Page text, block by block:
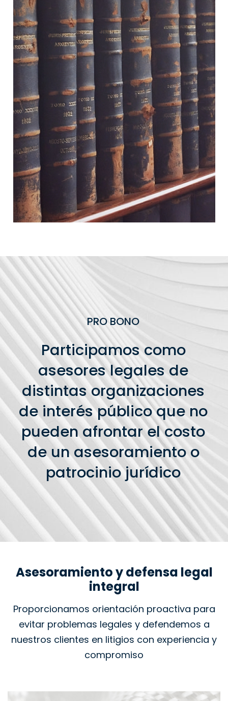
PRO BONO
Participamos como
asesores legales de
distintas organizaciones
de interés público que no
pueden afrontar el costo
de un asesoramiento o
patrocinio jurídico
Asesoramiento y defensa legal
integral
Proporcionamos orientación proactiva para
evitar problemas legales y defendemos a
nuestros clientes en litigios con experiencia y
compromiso